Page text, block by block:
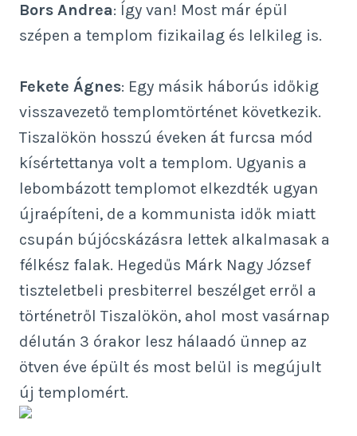
Bors Andrea: Így van! Most már épül
szépen a templom fizikailag és lelkileg is.
Fekete Ágnes: Egy másik háborús időkig
visszavezető templomtörténet következik.
Tiszalökön hosszú éveken át furcsa mód
kísértettanya volt a templom. Ugyanis a
lebombázott templomot elkezdték ugyan
újraépíteni, de a kommunista idők miatt
csupán bújócskázásra lettek alkalmasak a
félkész falak. Hegedűs Márk Nagy József
tiszteletbeli presbiterrel beszélget erről a
történetről Tiszalökön, ahol most vasárnap
délután 3 órakor lesz hálaadó ünnep az
ötven éve épült és most belül is megújult
új templomért.